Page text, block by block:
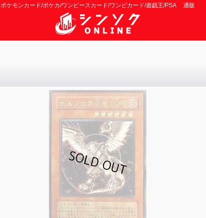
ポケモンカード/ポケカ/ワンピースカード/ワンピカード/遊戯王/PSA 通販